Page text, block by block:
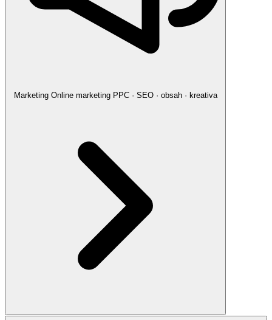
Marketing Online marketing PPC · SEO · obsah · kreativa